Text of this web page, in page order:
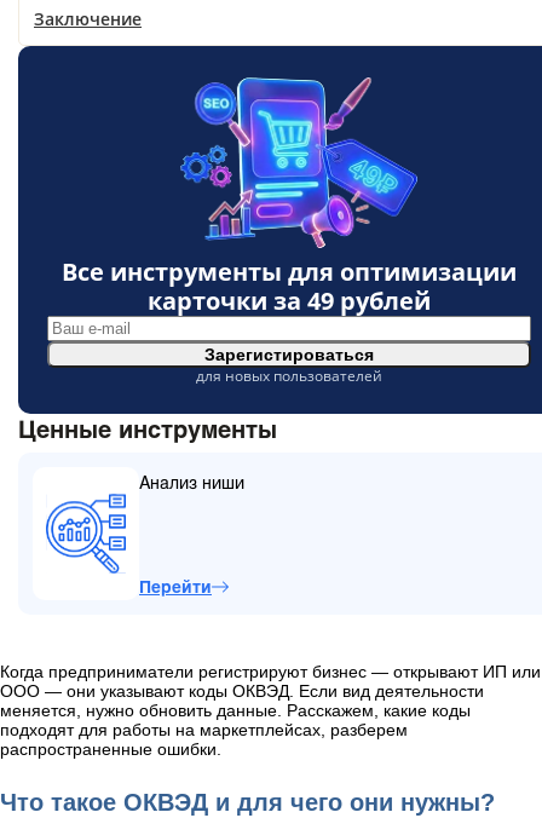
Когда предприниматели регистрируют бизнес — открывают ИП или
ООО — они указывают коды ОКВЭД. Если вид деятельности
меняется, нужно обновить данные. Расскажем, какие коды
подходят для работы на маркетплейсах, разберем
распространенные ошибки.
Что такое ОКВЭД и для чего они нужны?
Заключение
Все инструменты для оптимизации
карточки за 49 рублей
Зарегистироваться
для новых пользователей
Ценные инструменты
Анализ ниши
Перейти